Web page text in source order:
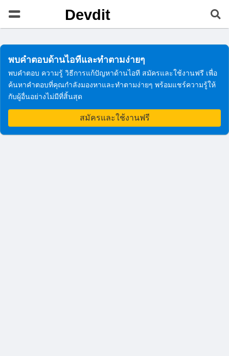
Devdit
พบคำตอบด้านไอทีและทำตามง่ายๆ
พบคำตอบ ความรู้ วิธีการแก้ปัญหาด้านไอที สมัครและใช้งานฟรี เพื่อ
ค้นหาคำตอบที่คุณกำลังมองหาและทำตามง่ายๆ พร้อมแชร์ความรู้ให้
กับผู้อื่นอย่างไม่มีที่สิ้นสุด
สมัครและใช้งานฟรี